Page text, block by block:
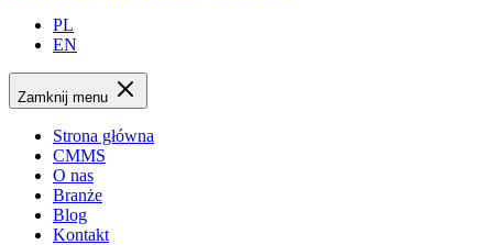
PL
EN
Zamknij menu
Strona główna
CMMS
O nas
Branże
Blog
Kontakt